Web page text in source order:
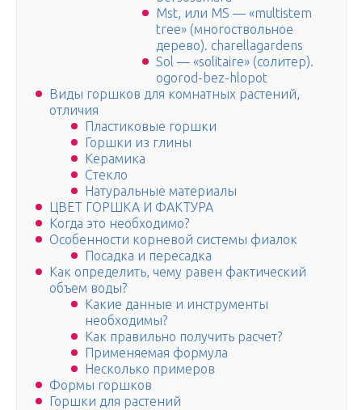
Mst, или MS — «multistem
tree» (многоcтвольное
дерево). charellagardens
Sol — «solitaire» (солитер).
ogorod-bez-hlopot
Виды горшков для комнатных растений,
отличия
Пластиковые горшки
Горшки из глины
Керамика
Стекло
Натуральные материалы
ЦВЕТ ГОРШКА И ФАКТУРА
Когда это необходимо?
Особенности корневой системы фиалок
Посадка и пересадка
Как определить, чему равен фактический
объем воды?
Какие данные и инструменты
необходимы?
Как правильно получить расчет?
Применяемая формула
Несколько примеров
Формы горшков
Горшки для растений